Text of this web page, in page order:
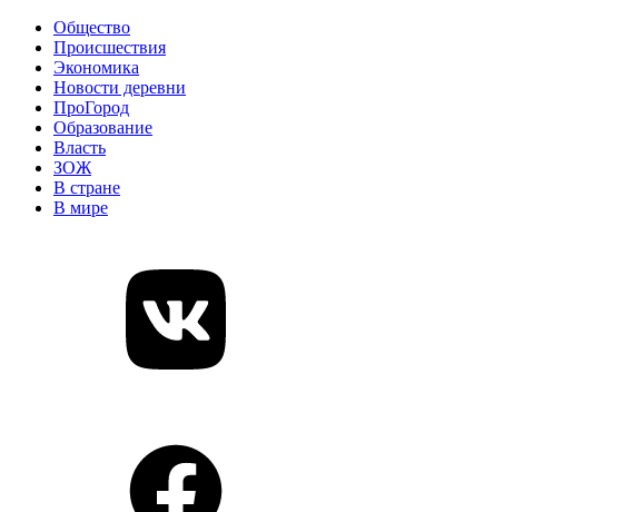
Общество
Происшествия
Экономика
Новости деревни
ПроГород
Образование
Власть
ЗОЖ
В стране
В мире